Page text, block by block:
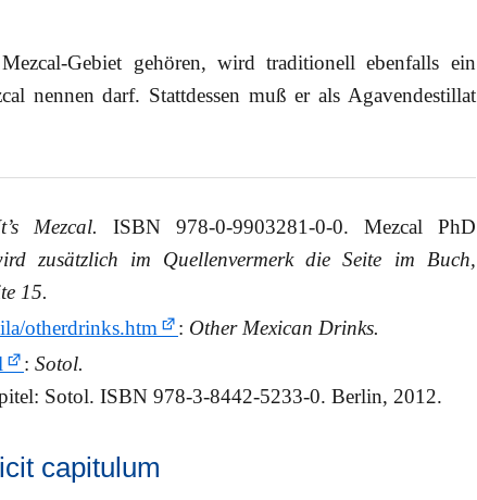
Gebiet gehören, wird traditionell ebenfalls ein
nennen darf. Stattdessen muß er als Agavendestillat
Mezcal. ISBN 978-0-9903281-0-0. Mezcal PhD
zusätzlich im Quellenvermerk die Seite im Buch,
15.
otherdrinks.htm
: Other Mexican Drinks.
: Sotol.
Sotol. ISBN 978-3-8442-5233-0. Berlin, 2012.
capitulum